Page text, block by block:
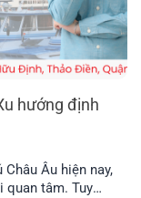
hướng định
Âu hiện nay,
quan tâm. Tuy